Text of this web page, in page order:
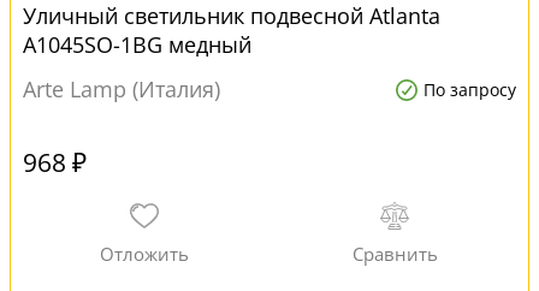
Уличный светильник подвесной Atlanta
A1045SO-1BG медный
Arte Lamp (Италия)
По запросу
968 ₽